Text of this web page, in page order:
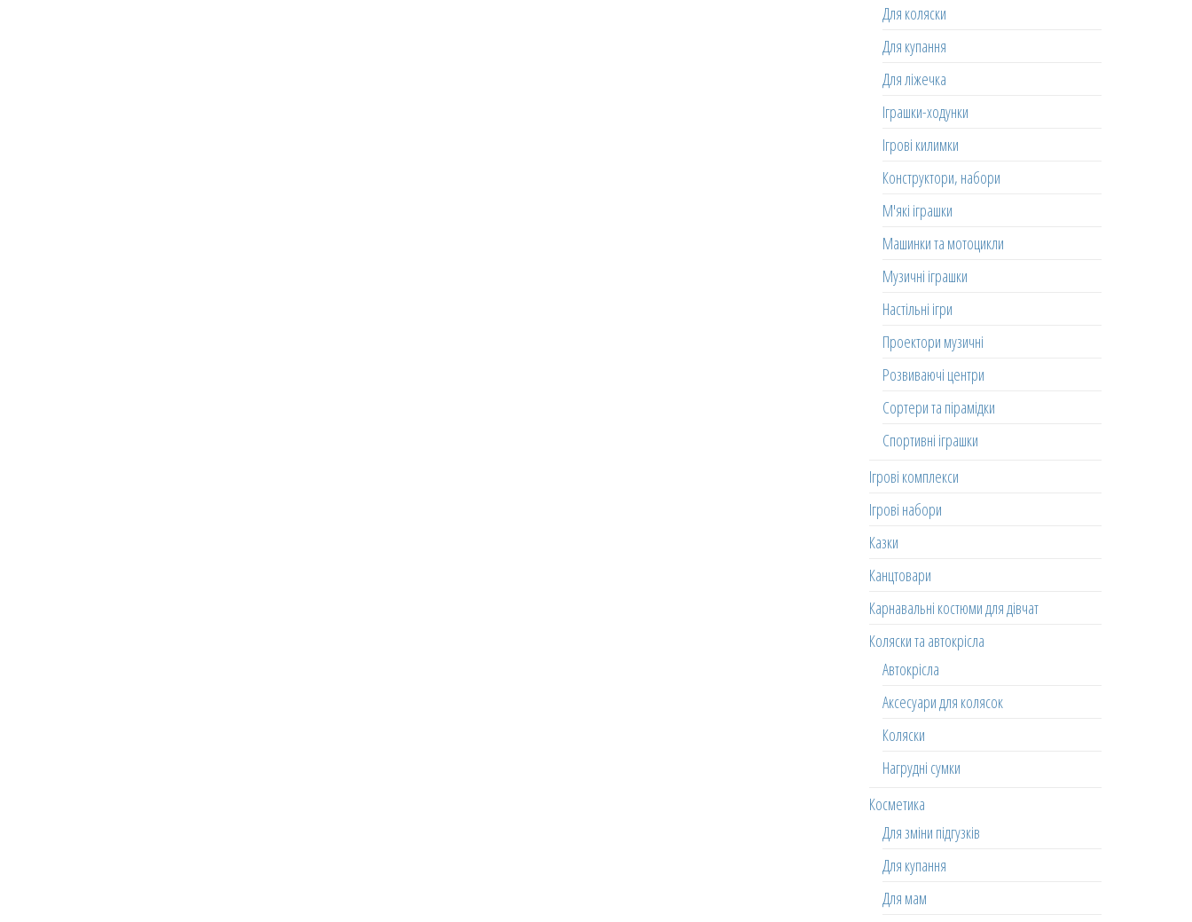
Для коляски
Для купання
Для ліжечка
Іграшки-ходунки
Ігрові килимки
Конструктори, набори
М'які іграшки
Машинки та мотоцикли
Музичні іграшки
Настільні ігри
Проектори музичні
Розвиваючі центри
Сортери та пірамідки
Спортивні іграшки
Ігрові комплекси
Ігрові набори
Казки
Канцтовари
Карнавальні костюми для дівчат
Коляски та автокрісла
Автокрісла
Аксесуари для колясок
Коляски
Нагрудні сумки
Косметика
Для зміни підгузків
Для купання
Для мам